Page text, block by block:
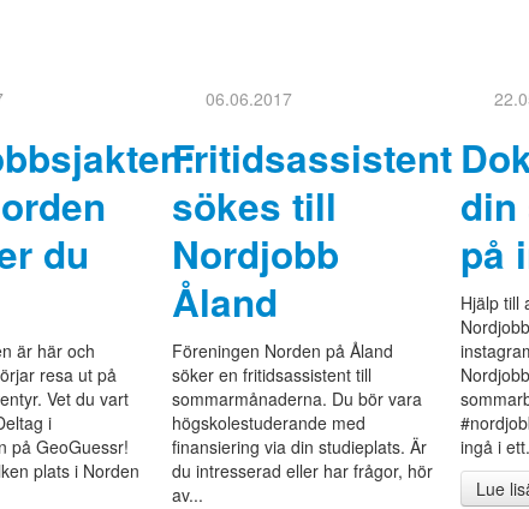
du
är här och
resa ut på
Vet du vart
i
på GeoGuessr!
plats i Norden
06.06.2017
Fritidsassistent
sökes till
Nordjobb
Åland
Föreningen Norden på Åland
söker en fritidsassistent till
sommarmånaderna. Du bör vara
högskolestuderande med
finansiering via din studieplats. Är
du intresserad eller har frågor, hör
av...
din
på
Hjälp till
ingå i
Lue